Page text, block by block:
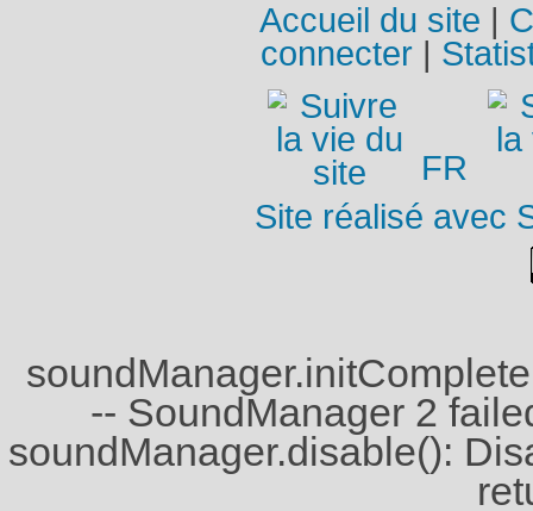
Accueil du site
connecter
FR
Site réalisé avec
-- SoundManager 2
soundManager.disable():